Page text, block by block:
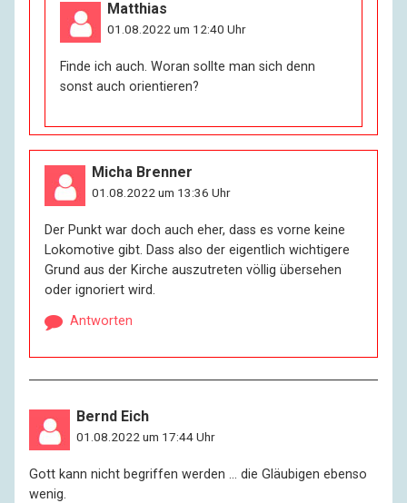
Matthias
01.08.2022 um 12:40 Uhr
Finde ich auch. Woran sollte man sich denn
sonst auch orientieren?
Micha Brenner
01.08.2022 um 13:36 Uhr
Der Punkt war doch auch eher, dass es vorne keine
Lokomotive gibt. Dass also der eigentlich wichtigere
Grund aus der Kirche auszutreten völlig übersehen
oder ignoriert wird.
Antworten
Bernd Eich
01.08.2022 um 17:44 Uhr
Gott kann nicht begriffen werden … die Gläubigen ebenso
wenig.